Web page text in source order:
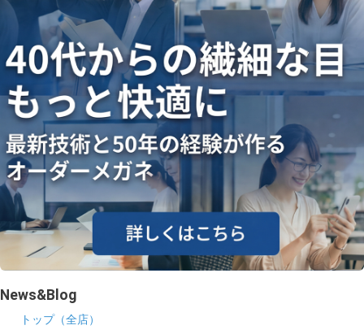
News&Blog
トップ（全店）